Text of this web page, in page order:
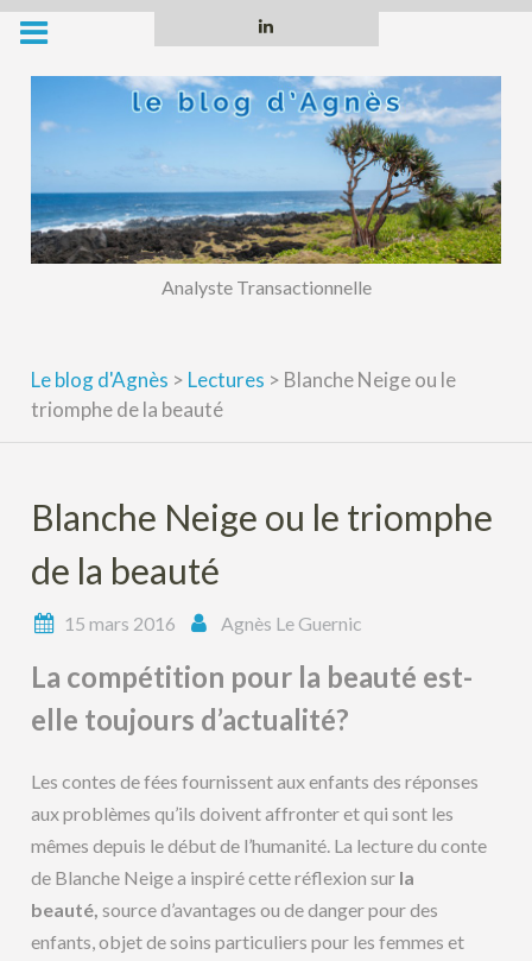
Skip
content
Analyste Transactionnelle
Le blog d'Agnès > Lectures > Blanche Neige ou le
triomphe de la beauté
Blanche Neige ou le triomphe
de la beauté
15 mars 2016 Agnès Le Guernic
La compétition pour la beauté est-
elle toujours d’actualité?
Les contes de fées fournissent aux enfants des réponses
aux problèmes qu’ils doivent affronter et qui sont les
mêmes depuis le début de l’humanité. La lecture du conte
de Blanche Neige a inspiré cette réflexion sur la
beauté, source d’avantages ou de danger pour des
enfants, objet de soins particuliers pour les femmes et